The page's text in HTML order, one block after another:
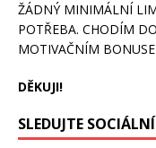
ŽÁDNÝ MINIMÁLNÍ
POTŘEBA. CHODÍM
MOTIVAČNÍM
DĚKUJI!
SLEDUJTE